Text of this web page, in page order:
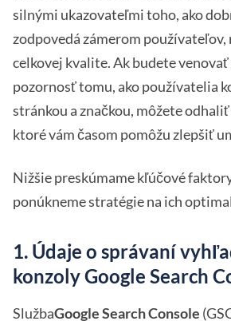
silnými ukazovateľmi toho, ako
zodpovedá zámerom používateľov,
celkovej kvalite. Ak budete venovať
pozornosť tomu, ako používatelia
stránkou a značkou, môžete
ktoré vám časom pomôžu zlepšiť
Nižšie preskúmame kľúčové
ponúkneme stratégie na ich
1. Údaje o správaní
konzoly Google Search
SlužbaGoogle Search Console